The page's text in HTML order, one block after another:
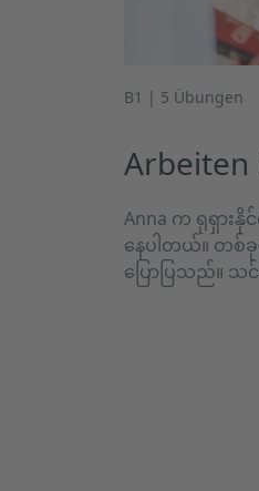
B1 | 5 Übungen
Arbeiten
Anna က ရုရှားနို
နေပါတယ်။ တစ်
ပြောပြသည်။ သ